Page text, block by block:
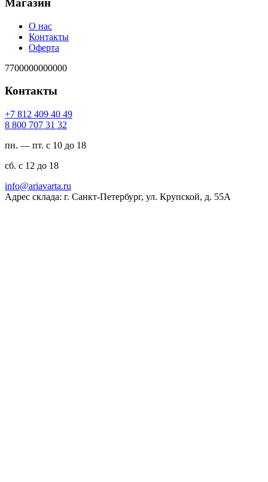
Магазин
О нас
Контакты
Оферта
7700000000000
Контакты
94 04 904 218 7+
23 13 707 008 8
пн. — пт. с 10 до 18
сб. с 12 до 18
ur.atravaira@ofni
Адрес склада: г. Санкт-Петербург, ул. Крупской, д. 55А